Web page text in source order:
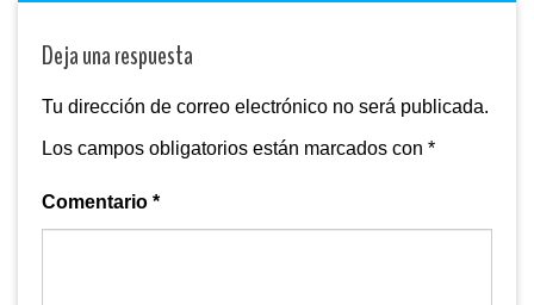
Deja una respuesta
Tu dirección de correo electrónico no será publicada.
Los campos obligatorios están marcados con *
Comentario *